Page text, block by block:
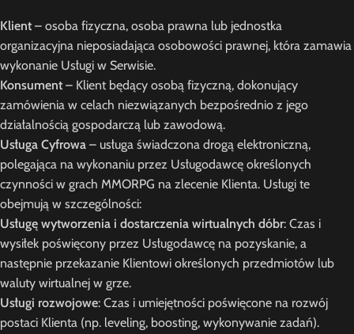
Klient– osoba fizyczna, osoba prawna lub jednostka
organizacyjna nieposiadająca osobowości prawnej, która zamawia
wykonanie Usługi w Serwisie.
Konsument– Klient będący osobą fizyczną, dokonujący
zamówienia w celach niezwiązanych bezpośrednio z jego
działalnością gospodarczą lub zawodową.
Usługa Cyfrowa – usługa świadczona drogą elektroniczną,
polegająca na wykonaniu przez Usługodawcę określonych
czynności w grach MMORPG na zlecenie Klienta. Usługi te
obejmują w szczególności:
Usługę wytworzenia i dostarczenia wirtualnych dóbr: Czas i
wysiłek poświęcony przez Usługodawcę na pozyskanie, a
następnie przekazanie Klientowi określonych przedmiotów lub
waluty wirtualnej w grze.
Usługi rozwojowe: Czas i umiejętności poświęcone na rozwój
postaci Klienta (np. leveling, boosting, wykonywanie zadań).